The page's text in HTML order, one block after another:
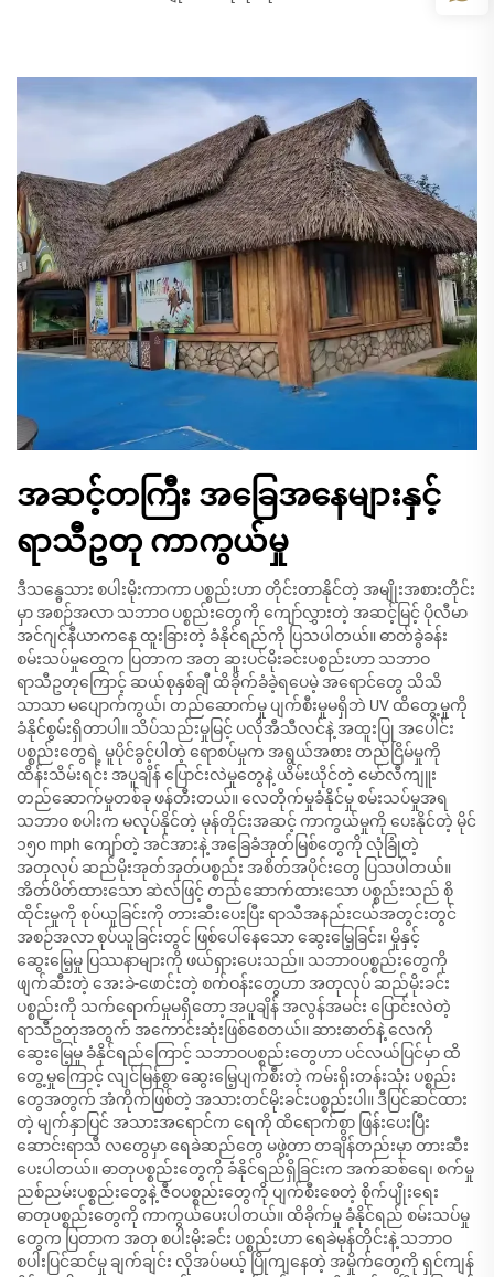
အဆင့်တကြီး အခြေအနေများနှင့်
ရာသီဥတု ကာကွယ်မှု
ဒီသန္ဓေသား စပါးမိုးကာကာ ပစ္စည်းဟာ တိုင်းတာနိုင်တဲ့ အမျိုးအစားတိုင်း
မှာ အစဉ်အလာ သဘာဝ ပစ္စည်းတွေကို ကျော်လွှားတဲ့ အဆင့်မြင့် ပိုလီမာ
အင်ဂျင်နီယာကနေ ထူးခြားတဲ့ ခံနိုင်ရည်ကို ပြသပါတယ်။ ဓာတ်ခွဲခန်း
စမ်းသပ်မှုတွေက ပြတာက အတု ဆူးပင်မိုးခင်းပစ္စည်းဟာ သဘာဝ
ရာသီဥတုကြောင့် ဆယ်စုနှစ်ချီ ထိခိုက်ခံခဲ့ရပေမဲ့ အရောင်တွေ သိသိ
သာသာ မပျောက်ကွယ်၊ တည်ဆောက်မှု ပျက်စီးမှုမရှိဘဲ UV ထိတွေ့မှုကို
ခံနိုင်စွမ်းရှိတာပါ။ သိပ်သည်းမှုမြင့် ပလိုအီသီလင်နဲ့ အထူးပြု အပေါင်း
ပစ္စည်းတွေရဲ့ မူပိုင်ခွင့်ပါတဲ့ ရောစပ်မှုက အရွယ်အစား တည်ငြိမ်မှုကို
ထိန်းသိမ်းရင်း အပူချိန် ပြောင်းလဲမှုတွေနဲ့ ယိမ်းယိုင်တဲ့ မော်လီကျူး
တည်ဆောက်မှုတစ်ခု ဖန်တီးတယ်။ လေတိုက်မှုခံနိုင်မှု စမ်းသပ်မှုအရ
သဘာဝ စပါးက မလုပ်နိုင်တဲ့ မုန်တိုင်းအဆင့် ကာကွယ်မှုကို ပေးနိုင်တဲ့ မိုင်
၁၅၀ mph ကျော်တဲ့ အင်အားနဲ့ အခြေခံအုတ်မြစ်တွေကို လုံခြုံတဲ့
အတုလုပ် ဆည်မိုးအုတ်အုတ်ပစ္စည်း အစိတ်အပိုင်းတွေ ပြသပါတယ်။
အိတ်ပိတ်ထားသော ဆဲလ်ဖြင့် တည်ဆောက်ထားသော ပစ္စည်းသည် စို
ထိုင်းမှုကို စုပ်ယူခြင်းကို တားဆီးပေးပြီး ရာသီအနည်းငယ်အတွင်းတွင်
အစဉ်အလာ စုပ်ယူခြင်းတွင် ဖြစ်ပေါ်နေသော ဆွေးမြေ့ခြင်း၊ မှိုနှင့်
ဆွေးမြေ့မှု ပြဿနာများကို ဖယ်ရှားပေးသည်။ သဘာဝပစ္စည်းတွေကို
ဖျက်ဆီးတဲ့ အေးခဲ-ဖောင်းတဲ့ စက်ဝန်းတွေဟာ အတုလုပ် ဆည်မိုးခင်း
ပစ္စည်းကို သက်ရောက်မှုမရှိတော့ အပူချိန် အလွန်အမင်း ပြောင်းလဲတဲ့
ရာသီဥတုအတွက် အကောင်းဆုံးဖြစ်စေတယ်။ ဆားဓာတ်နဲ့ လေကို
ဆွေးမြေ့မှု ခံနိုင်ရည်ကြောင့် သဘာဝပစ္စည်းတွေဟာ ပင်လယ်ပြင်မှာ ထိ
တွေ့မှုကြောင့် လျင်မြန်စွာ ဆွေးမြေ့ပျက်စီးတဲ့ ကမ်းရိုးတန်းသုံး ပစ္စည်း
တွေအတွက် အံကိုက်ဖြစ်တဲ့ အသားတင်မိုးခင်းပစ္စည်းပါ။ ဒီပြင်ဆင်ထား
တဲ့ မျက်နှာပြင် အသားအရောင်က ရေကို ထိရောက်စွာ ဖြန်းပေးပြီး
ဆောင်းရာသီ လတွေမှာ ရေခဲဆည်တွေ မဖွဲ့တာ တချိန်တည်းမှာ တားဆီး
ပေးပါတယ်။ ဓာတုပစ္စည်းတွေကို ခံနိုင်ရည်ရှိခြင်းက အက်ဆစ်ရေ၊ စက်မှု
ညစ်ညမ်းပစ္စည်းတွေနဲ့ ဇီဝပစ္စည်းတွေကို ပျက်စီးစေတဲ့ စိုက်ပျိုးရေး
ဓာတုပစ္စည်းတွေကို ကာကွယ်ပေးပါတယ်။ ထိခိုက်မှု ခံနိုင်ရည် စမ်းသပ်မှု
တွေက ပြတာက အတု စပါးမိုးခင်း ပစ္စည်းဟာ ရေခဲမုန်တိုင်းနဲ့ သဘာဝ
စပါးပြင်ဆင်မှု ချက်ချင်း လိုအပ်မယ့် ပြိုကျနေတဲ့ အမှိုက်တွေကို ရှင်ကျန်